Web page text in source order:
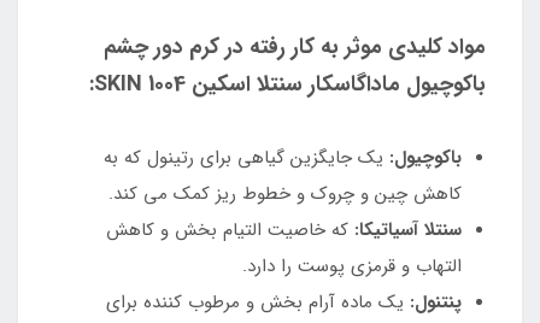
مواد کلیدی موثر به کار رفته در کرم دور چشم
باکوچیول ماداگاسکار سنتلا اسکین 1004 SKIN:
باکوچیول: یک جایگزین گیاهی برای رتینول که به
کاهش چین و چروک و خطوط ریز کمک می کند.
سنتلا آسیاتیکا: که خاصیت التیام بخش و کاهش
التهاب و قرمزی پوست را دارد.
پنتنول: یک ماده آرام بخش و مرطوب کننده برای